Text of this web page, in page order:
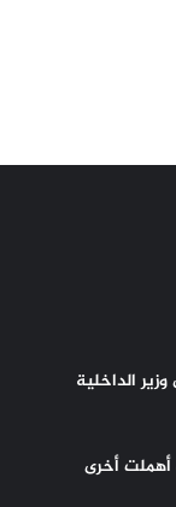
الداخلية
أهملت أخرى